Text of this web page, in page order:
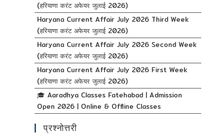
(हरियाणा करंट अफेयर जुलाई 2026)
Haryana Current Affair July 2026 Third Week
(हरियाणा करंट अफेयर जुलाई 2026)
Haryana Current Affair July 2026 Second Week
(हरियाणा करंट अफेयर जुलाई 2026)
Haryana Current Affair July 2026 First Week
(हरियाणा करंट अफेयर जुलाई 2026)
🎓 Aaradhya Classes Fatehabad | Admission
Open 2026 | Online & Offline Classes
प्रश्नोत्तरी